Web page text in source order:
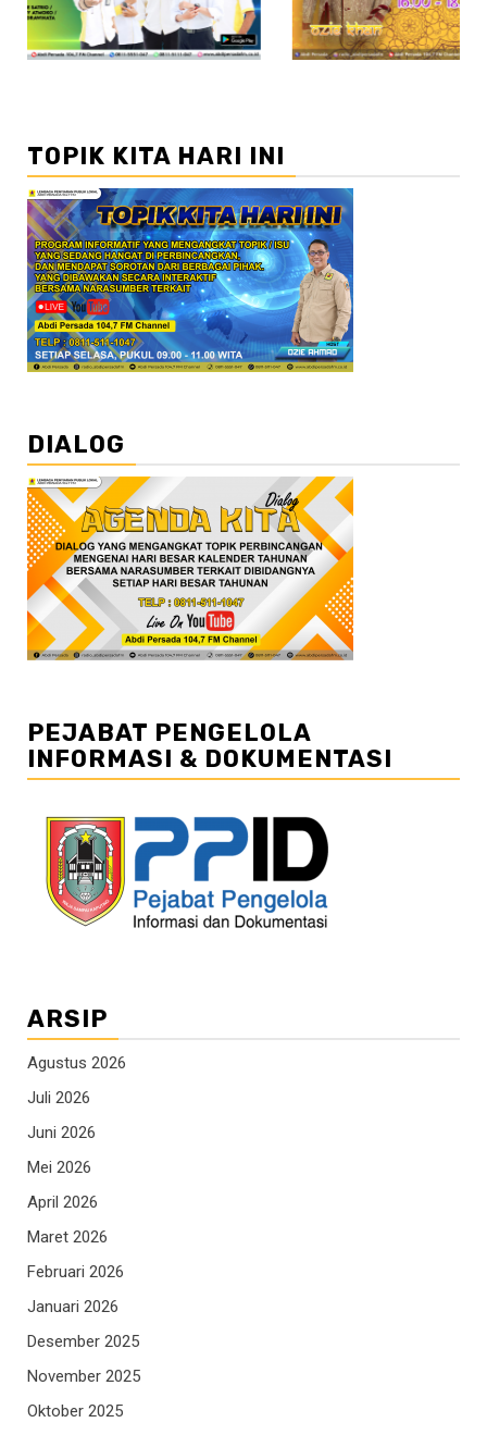
TOPIK KITA HARI INI
DIALOG
PEJABAT PENGELOLA
INFORMASI & DOKUMENTASI
ARSIP
Agustus 2026
Juli 2026
Juni 2026
Mei 2026
April 2026
Maret 2026
Februari 2026
Januari 2026
Desember 2025
November 2025
Oktober 2025